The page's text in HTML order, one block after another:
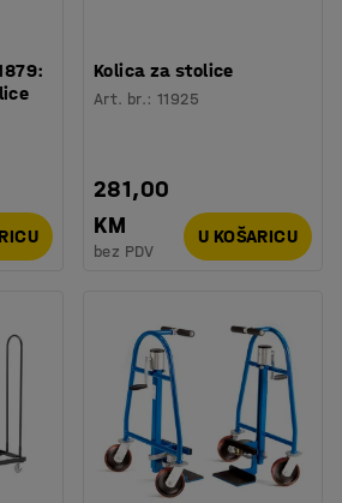
Kolica za stolice
Art. br.:11925
281,00
KM
bez PDV
U KOŠARICU